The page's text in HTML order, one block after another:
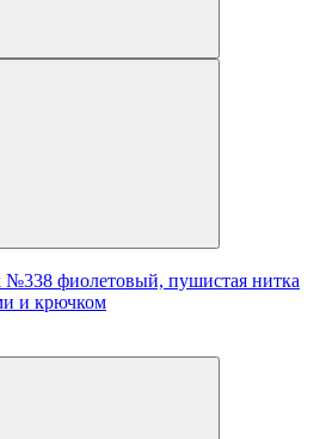
фиолетовый, пушистая нитка
и крючком